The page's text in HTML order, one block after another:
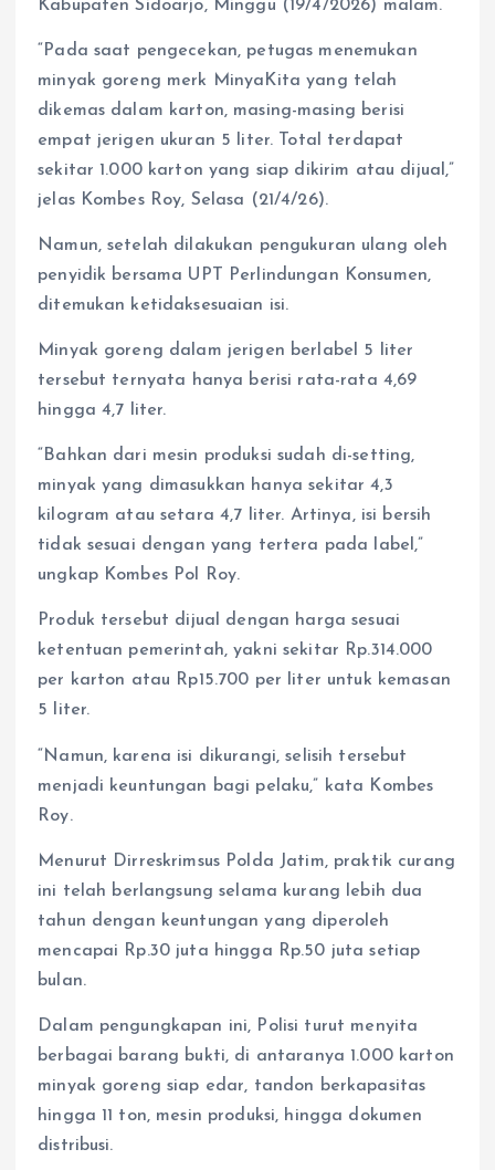
Kabupaten Sidoarjo, Minggu (19/4/2026) malam.
“Pada saat pengecekan, petugas menemukan
minyak goreng merk MinyaKita yang telah
dikemas dalam karton, masing-masing berisi
empat jerigen ukuran 5 liter. Total terdapat
sekitar 1.000 karton yang siap dikirim atau dijual,”
jelas Kombes Roy, Selasa (21/4/26).
Namun, setelah dilakukan pengukuran ulang oleh
penyidik bersama UPT Perlindungan Konsumen,
ditemukan ketidaksesuaian isi.
Minyak goreng dalam jerigen berlabel 5 liter
tersebut ternyata hanya berisi rata-rata 4,69
hingga 4,7 liter.
“Bahkan dari mesin produksi sudah di-setting,
minyak yang dimasukkan hanya sekitar 4,3
kilogram atau setara 4,7 liter. Artinya, isi bersih
tidak sesuai dengan yang tertera pada label,”
ungkap Kombes Pol Roy.
Produk tersebut dijual dengan harga sesuai
ketentuan pemerintah, yakni sekitar Rp.314.000
per karton atau Rp15.700 per liter untuk kemasan
5 liter.
“Namun, karena isi dikurangi, selisih tersebut
menjadi keuntungan bagi pelaku,” kata Kombes
Roy.
Menurut Dirreskrimsus Polda Jatim, praktik curang
ini telah berlangsung selama kurang lebih dua
tahun dengan keuntungan yang diperoleh
mencapai Rp.30 juta hingga Rp.50 juta setiap
bulan.
Dalam pengungkapan ini, Polisi turut menyita
berbagai barang bukti, di antaranya 1.000 karton
minyak goreng siap edar, tandon berkapasitas
hingga 11 ton, mesin produksi, hingga dokumen
distribusi.